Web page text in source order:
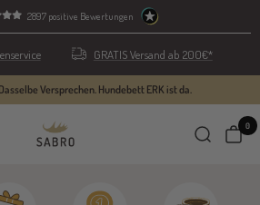
2897 positive Bewertungen
GRATIS Versand ab 200€*
Versprechen. Hundebett ERK ist da.
SABRO
GmbH
0